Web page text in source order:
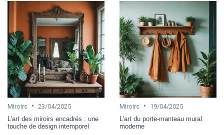
Miroirs • 23/04/2025
L'art des miroirs encadrés : une
touche de design intemporel
Miroirs •
19/04/2025
L'art du porte-manteau mural
moderne